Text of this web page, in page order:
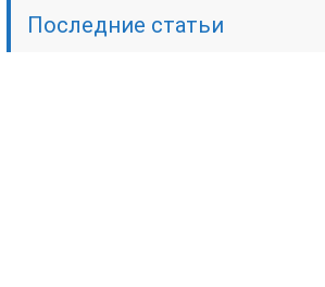
Последние статьи